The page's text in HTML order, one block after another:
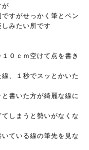
が
すがせっかく筆とペン
みたい所です
０ｃｍ空けて点を書き
、１秒でスッとかいた
書いた方が綺麗な線に
しまうと勢いがなくな
いている線の筆先を見な